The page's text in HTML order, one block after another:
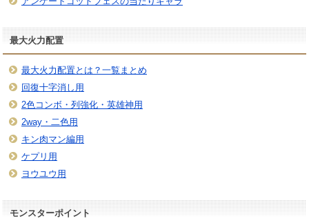
最大火力配置
最大火力配置とは？一覧まとめ
回復十字消し用
2色コンボ・列強化・英雄神用
2way・二色用
キン肉マン編用
ケプリ用
ヨウユウ用
モンスターポイント